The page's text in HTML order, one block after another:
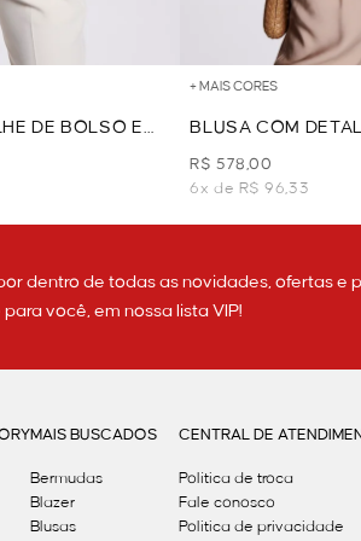
DE BOLSO E
+ MAIS CORES
BLUSA COM
VERDE
R$ 578,00
6x de R$ 96,33
dentro de todas as novidades, ofertas e
você, em nossa lista VIP!
MAIS BUSCADOS
Bermudas
Blazer
Blusas
CENTRAL DE
Política de troca
Fale conosco
Politica de privacidade